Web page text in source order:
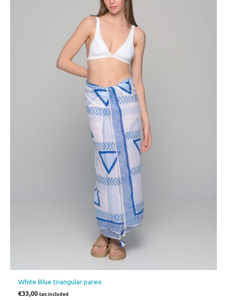
White Blue triangular pareo
€33,00 tax included